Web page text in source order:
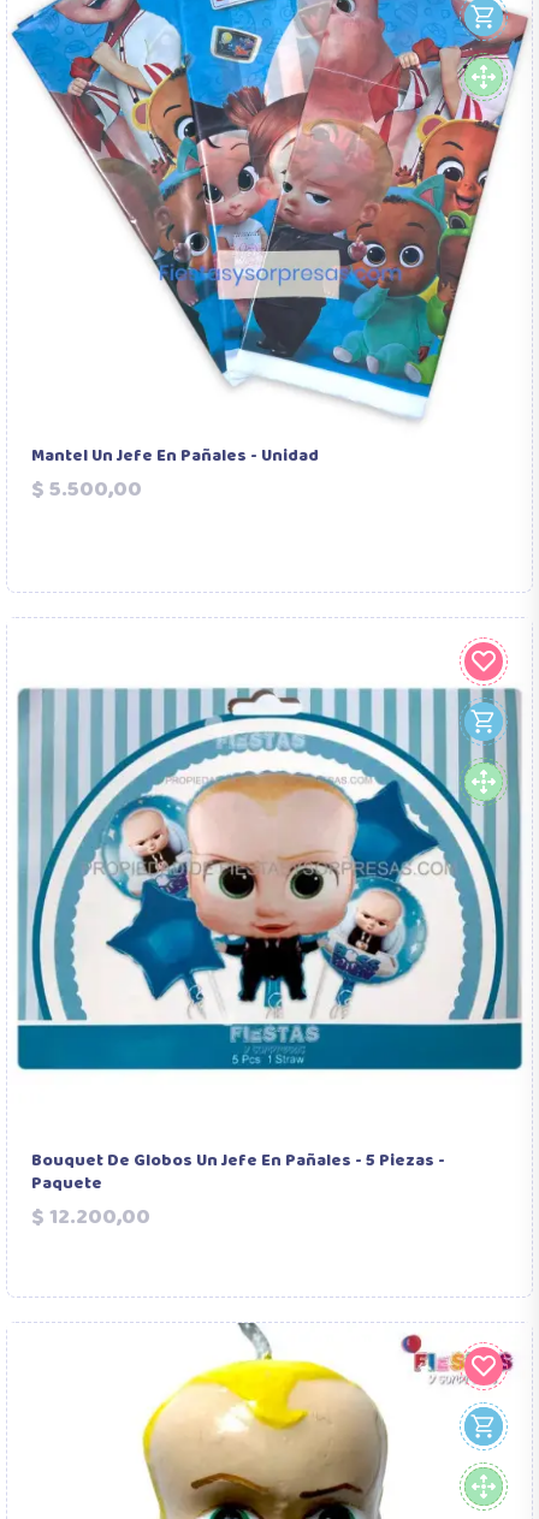
Mantel Un Jefe En Pañales - Unidad
$ 5.500,00
Bouquet De Globos Un Jefe En Pañales - 5 Piezas -
Paquete
$ 12.200,00